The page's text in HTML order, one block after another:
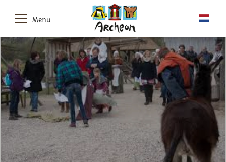
Menu